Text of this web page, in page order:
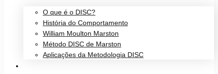
O que é o DISC?
História do Comportamento
William Moulton Marston
Método DISC de Marston
Aplicações da Metodologia DISC